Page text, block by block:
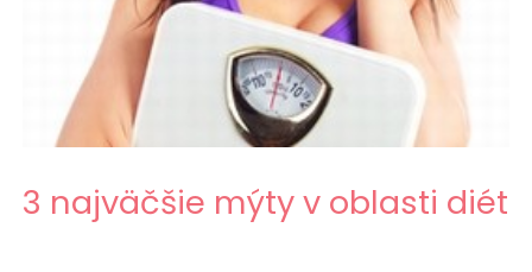
3 najväčšie mýty v oblasti diét